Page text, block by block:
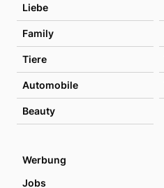
Liebe
Family
Tiere
Automobile
Beauty
Werbung
Jobs